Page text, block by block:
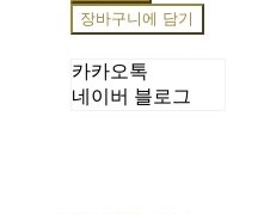
장바구니에 담기
카카오톡
네이버 블로그